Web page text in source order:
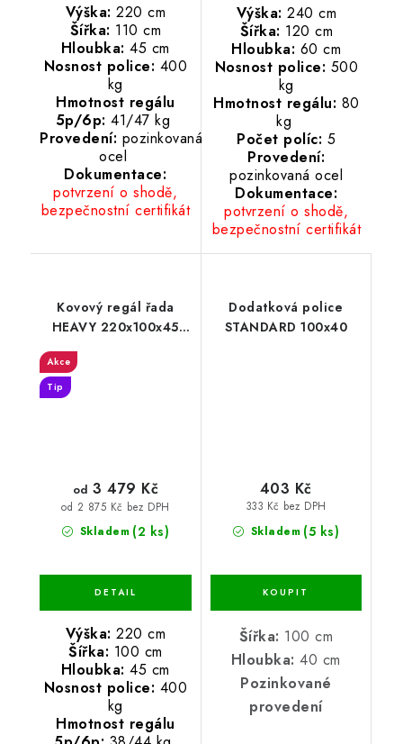
Výška: 220 cm
Šířka: 110 cm
Hloubka: 45 cm
Nosnost police: 400
kg
Hmotnost regálu
5p/6p: 41/47 kg
Provedení: pozinkovaná
ocel
Dokumentace:
potvrzení o shodě,
bezpečnostní certifikát
Výška: 240 cm
Šířka: 120 cm
Hloubka: 60 cm
Nosnost police: 500
kg
Hmotnost regálu: 80
kg
Počet políc: 5
Provedení:
pozinkovaná ocel
Dokumentace:
potvrzení o shodě,
bezpečnostní certifikát
Kovový regál řada
HEAVY 220x100x45
Akce
Tip
Skladem (2 ks)
od 2 875 Kč bez DPH
od 3 479 Kč
Výška: 220 cm
Šířka: 100 cm
Hloubka: 45 cm
Nosnost police: 400
kg
Hmotnost regálu
Dodatková police
STANDARD 100x40
Skladem (5 ks)
333 Kč bez DPH
403 Kč
Šířka: 100 cm
Hloubka: 40 cm
Pozinkované
provedení